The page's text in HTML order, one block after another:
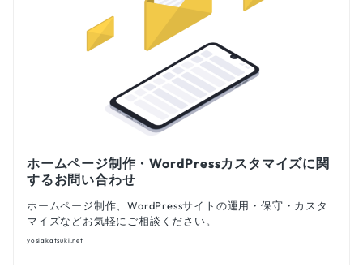
ホームページ制作・WordPressカスタマイズに関
するお問い合わせ
ホームページ制作、WordPressサイトの運用・保守・カスタ
マイズなどお気軽にご相談ください。
yosiakatsuki.net